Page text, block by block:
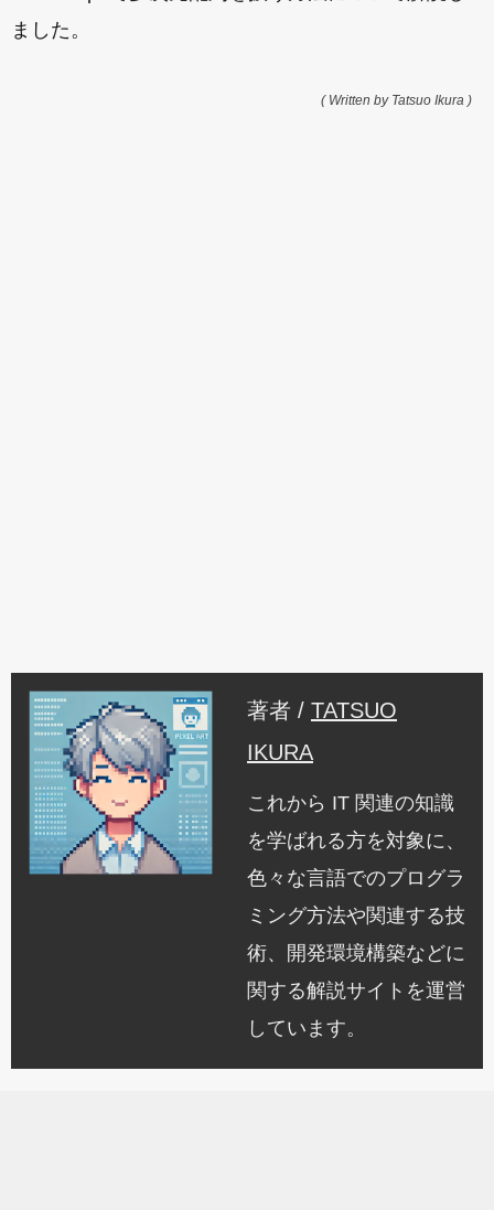
ました。
( Written by Tatsuo Ikura )
著者 / TATSUO
IKURA
これから IT 関連の知識
を学ばれる方を対象に、
色々な言語でのプログラ
ミング方法や関連する技
術、開発環境構築などに
関する解説サイトを運営
しています。